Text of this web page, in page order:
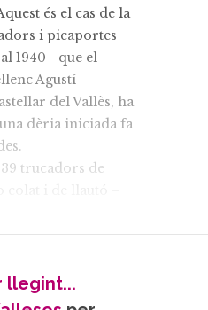
és el cas de la
i picaportes
1940– que el
Agustí
del Vallès, ha
dèria iniciada fa
trucadors de
ha confegit com
col·lecció més
a aquestes
llegint...